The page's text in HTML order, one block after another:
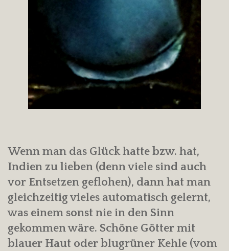
Wenn man das Glück hatte bzw. hat,
Indien zu lieben (denn viele sind auch
vor Entsetzen geflohen), dann hat man
gleichzeitig vieles automatisch gelernt,
was einem sonst nie in den Sinn
gekommen wäre. Schöne Götter mit
blauer Haut oder blugrüner Kehle (vom